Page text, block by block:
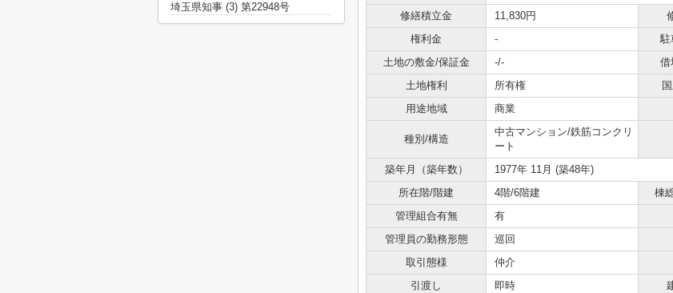
修繕積立金
11,830円
権利金
- 駐
土地の敷金/保証金
-/- 借
土地権利
所有権
用途地域
商業
種別/構造
中古マンション/鉄筋コンクリ
ート
築年月（築年数）
1977年 11月 (築48年)
所在階/階建
4階/6階建 棟
管理組合有無
有
管理員の勤務形態
巡回
取引態様
仲介
引渡し
即時
埼玉県知事 (3) 第22948号